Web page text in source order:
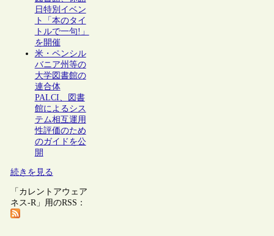
日特別イベン
ト「本のタイ
トルで一句!」
を開催
米・ペンシル
バニア州等の
大学図書館の
連合体
PALCI、図書
館によるシス
テム相互運用
性評価のため
のガイドを公
開
続きを見る
「カレントアウェア
ネス-R」用のRSS：